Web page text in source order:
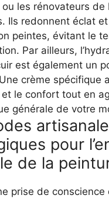
les rénovateurs de
Ils redonnent éclat
peintes, évitant le
Par ailleurs,
est également un
crème spécifique
le confort tout en
générale de votre
pour
de la
prise de conscience